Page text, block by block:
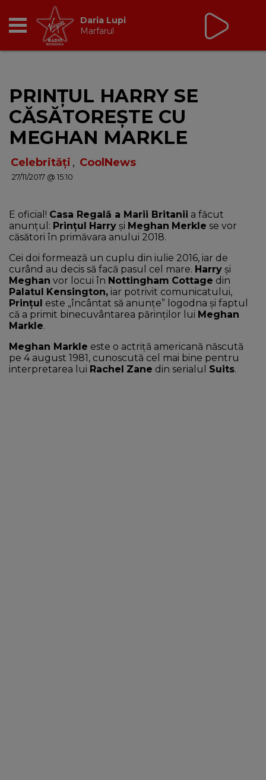
BREAKFAST
TIC TALK
CÂȘTIGĂ
DANCEFLOOR CHART
RADIO ACADEMY
NEWS
CONTUL MEU
Virgin Radio Music de
Weekend
08:00 - 12:00
PRINȚUL HARRY SE
CĂSĂTOREȘTE CU
MEGHAN MARKLE
Celebrități , CoolNews
27/11/2017 @ 15:10
E oficial! Casa Regală a Marii Britanii a făcut
anunțul: Prințul Harry și Meghan Merkle se vor
căsători în primăvara anului 2018.
Cei doi formează un cuplu din iulie 2016, iar de
curând au decis să facă pasul cel mare. Harry și
Meghan vor locui în Nottingham Cottage din
Palatul Kensington, iar potrivit comunicatului,
Prințul este „încântat să anunţe” logodna şi faptul
că a primit binecuvântarea părinţilor lui Meghan
Markle.
Meghan Markle este o actriță americană născută
pe 4 august 1981, cunoscută cel mai bine pentru
interpretarea lui Rachel Zane din serialul Suits.